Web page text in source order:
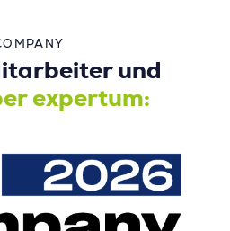
und
expertum: